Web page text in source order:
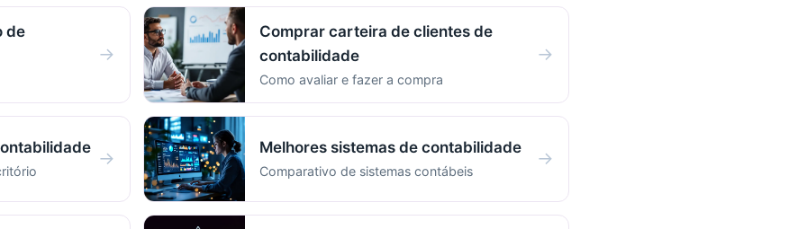
de
→
Comprar carteira de clientes de
contabilidade
Como avaliar e fazer a compra
→
→ Melhores sistemas de contabilidade
Comparativo de sistemas contábeis
→